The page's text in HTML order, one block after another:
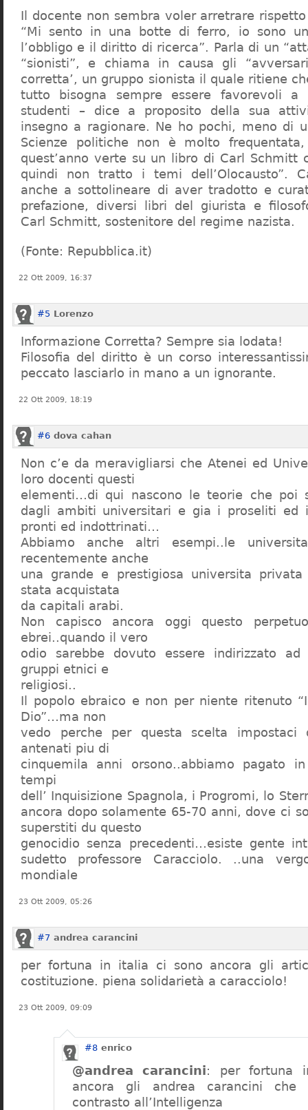
Il docente non sembra voler arretrare
“Mi sento in una botte di ferro, io sono
l’obbligo e il diritto di ricerca”. Parla di un
“sionisti”, e chiama in causa gli
corretta’, un gruppo sionista il quale ritiene
tutto bisogna sempre essere favorevoli a
studenti – dice a proposito della sua
insegno a ragionare. Ne ho pochi, meno di
Scienze politiche non è molto
quest’anno verte su un libro di Carl Schmitt
quindi non tratto i temi dell’Olocausto”.
anche a sottolineare di aver tradotto e
prefazione, diversi libri del giurista e
Carl Schmitt, sostenitore del regime nazista.
(Fonte: Repubblica.it)
22 Ott 2009, 16:37
#5 Lorenzo
Informazione Corretta? Sempre sia lodata!
Filosofia del diritto è un corso
peccato lasciarlo in mano a un ignorante.
22 Ott 2009, 18:19
#6 dova cahan
Non c’e da meravigliarsi che Atenei ed
loro docenti questi
elementi…di qui nascono le teorie che poi
dagli ambiti universitari e gia i proseliti ed
pronti ed indottrinati…
Abbiamo anche altri esempi..le
recentemente anche
una grande e prestigiosa universita
stata acquistata
da capitali arabi.
Non capisco ancora oggi questo
ebrei..quando il vero
odio sarebbe dovuto essere indirizzato
gruppi etnici e
religiosi..
Il popolo ebraico e non per niente ritenuto
Dio”…ma non
vedo perche per questa scelta
antenati piu di
cinquemila anni orsono..abbiamo pagato
tempi
dell’ Inquisizione Spagnola, i Progromi, lo
ancora dopo solamente 65-70 anni, dove ci
superstiti du questo
genocidio senza precedenti…esiste gente
sudetto professore Caracciolo. ..una
mondiale
23 Ott 2009, 05:26
#7 andrea carancini
per fortuna in italia ci sono ancora gli
costituzione. piena solidarietà a caracciolo!
23 Ott 2009, 09:09
#8 enrico
@andrea carancini: per fortuna
ancora gli andrea carancini
contrasto all’Intelligenza